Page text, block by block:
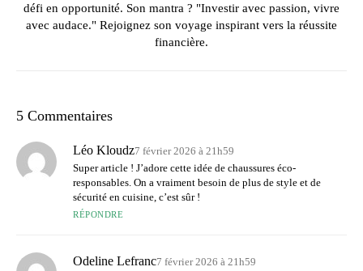
défi en opportunité. Son mantra ? "Investir avec passion, vivre
avec audace." Rejoignez son voyage inspirant vers la réussite
financière.
5 Commentaires
Léo Kloudz7 février 2026 à 21h59
Super article ! J’adore cette idée de chaussures éco-
responsables. On a vraiment besoin de plus de style et de
sécurité en cuisine, c’est sûr !
RÉPONDRE
Odeline Lefranc7 février 2026 à 21h59